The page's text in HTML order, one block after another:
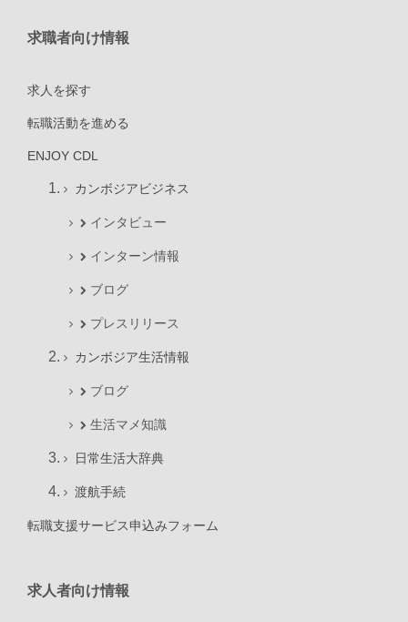
求職者向け情報
求人を探す
転職活動を進める
ENJOY CDL
カンボジアビジネス
インタビュー
インターン情報
ブログ
プレスリリース
カンボジア生活情報
ブログ
生活マメ知識
日常生活大辞典
渡航手続
転職支援サービス申込みフォーム
求人者向け情報